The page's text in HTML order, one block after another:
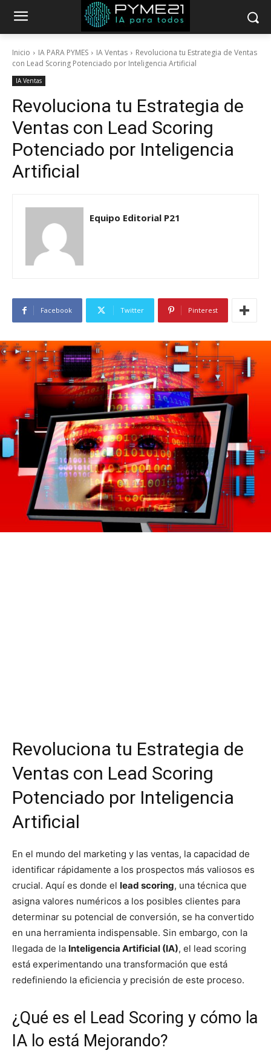
Inicio IA PARA PYMES IA Ventas
Revoluciona tu Estrategia de Ventas
con Lead Scoring Potenciado por Inteligencia Artificial
IA Ventas
Revoluciona tu Estrategia de
Ventas con Lead Scoring
Potenciado por Inteligencia
Artificial
Equipo Editorial P21
Facebook Twitter Pinterest
Revoluciona tu Estrategia de
Ventas con Lead Scoring
Potenciado por Inteligencia
Artificial
En el mundo del marketing y las ventas, la capacidad de
identificar rápidamente a los prospectos más valiosos es
crucial. Aquí es donde el lead scoring, una técnica que
asigna valores numéricos a los posibles clientes para
determinar su potencial de conversión, se ha convertido
en una herramienta indispensable. Sin embargo, con la
llegada de la Inteligencia Artificial (IA), el lead scoring
está experimentando una transformación que está
redefiniendo la eficiencia y precisión de este proceso.
¿Qué es el Lead Scoring y cómo la
IA lo está Mejorando?